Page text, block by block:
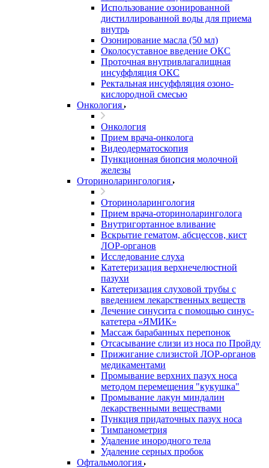
Использование озонированной
дистиллированной воды для приема
внутрь
Озонирование масла (50 мл)
Околосуставное введение ОКС
Проточная внутривлагалищная
инсуффляция ОКС
Ректальная инсуффляция озоно-
кислородной смесью
Онкология
Онкология
Прием врача-онколога
Видеодерматоскопия
Пункционная биопсия молочной
железы
Оториноларингология
Оториноларингология
Прием врача-оториноларинголога
Внутригортанное вливание
Вскрытие гематом, абсцессов, кист
ЛОР-органов
Исследование слуха
Катетеризация верхнечелюстной
пазухи
Катетеризация слуховой трубы с
введением лекарственных веществ
Лечение синусита с помощью синус-
катетера «ЯМИК»
Массаж барабанных перепонок
Отсасывание слизи из носа по Пройду
Прижигание слизистой ЛОР-органов
медикаментами
Промывание верхних пазух носа
методом перемещения "кукушка"
Промывание лакун миндалин
лекарственными веществами
Пункция придаточных пазух носа
Тимпанометрия
Удаление инородного тела
Удаление серных пробок
Офтальмология